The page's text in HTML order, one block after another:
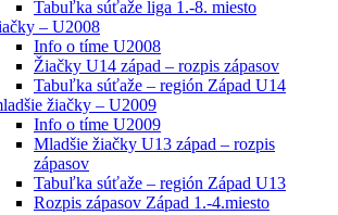
Tabuľka súťaže liga 1.-8. miesto
– U2008
Info o tíme U2008
Žiačky U14 západ – rozpis zápasov
Tabuľka súťaže – región Západ U14
žiačky – U2009
Info o tíme U2009
Mladšie žiačky U13 západ – rozpis
zápasov
Tabuľka súťaže – región Západ U13
Rozpis zápasov Západ 1.-4.miesto